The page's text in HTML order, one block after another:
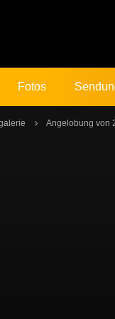
Fotos
Angelobung von